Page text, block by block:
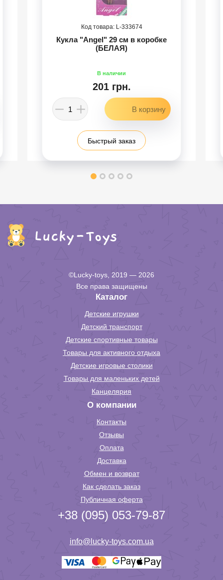
333674
Кукла "Angel" 29 см в коробке
(БЕЛАЯ)
201 грн.
Быстрый заказ
©Lucky-toys, 2019 — 2026
Все права защищены
Каталог
Детские игрушки
Детский транспорт
Детские спортивные товары
Товары для активного отдыха
Детские игровые столики
Товары для маленьких детей
Канцелярия
О компании
Контакты
Отзывы
Оплата
Доставка
Обмен и возврат
Как сделать заказ
Публичная оферта
+38 (095) 053-79-87
info@lucky-toys.com.ua